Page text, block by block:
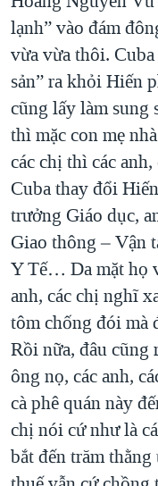
lạnh” vào đám
vừa vừa thôi.
sản” ra khỏi Hiến
cũng lấy làm sung
thì mặc con mẹ
các chị thì các
Cuba thay đổi
trưởng Giáo dục,
Giao thông – Vận
Y Tế… Da mặt họ
anh, các chị nghĩ
tôm chống đói mà
Rồi nữa, đâu cũng
ông nọ, các anh,
cà phê quán này
chị nói cứ như là
bắt đến trăm